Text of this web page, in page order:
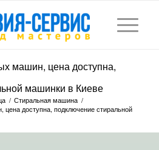
машин, цена доступна,
машинки в Киеве
/ Стиральная машина /
доступна, подключение стиральной